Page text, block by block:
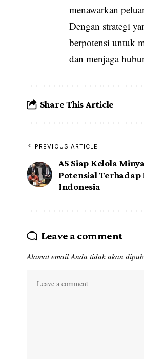
menawarkan
Dengan strategi
berpotensi untuk
dan menjaga
Share This Article
PREVIOUS ARTICLE
AS Siap Kelola
Potensial Terhadap
Indonesia
Leave a comment
Alamat email Anda tidak akan